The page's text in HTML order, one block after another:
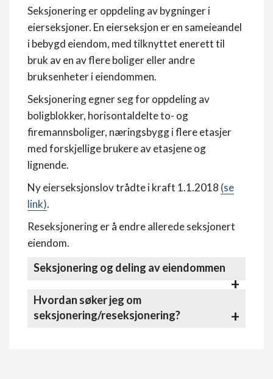
Seksjonering er oppdeling av bygninger i
eierseksjoner. En eierseksjon er en sameieandel
i bebygd eiendom, med tilknyttet enerett til
bruk av en av flere boliger eller andre
bruksenheter i eiendommen.
Seksjonering egner seg for oppdeling av
boligblokker, horisontaldelte to- og
firemannsboliger, næringsbygg i flere etasjer
med forskjellige brukere av etasjene og
lignende.
Ny eierseksjonslov trådte i kraft 1.1.2018 (se
link).
Reseksjonering er å endre allerede seksjonert
eiendom.
Seksjonering og deling av eiendommen
Hvordan søker jeg om
seksjonering/reseksjonering?